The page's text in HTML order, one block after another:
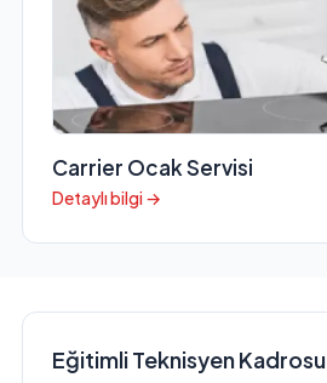
Carrier Ocak Servisi
Detaylı bilgi →
Eğitimli Teknisyen Kadrosu